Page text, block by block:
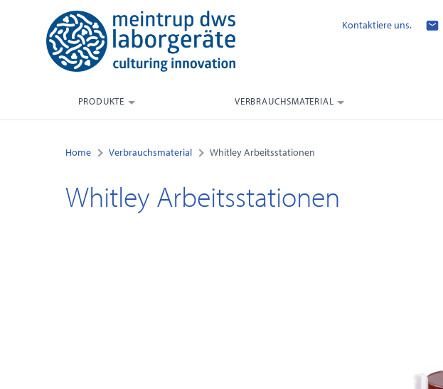
Kontaktiere uns.
PRODUKTE VERBRAUCHSMATERIAL
Home Verbrauchsmaterial Whitley Arbeitsstationen
Whitley Arbeitsstationen